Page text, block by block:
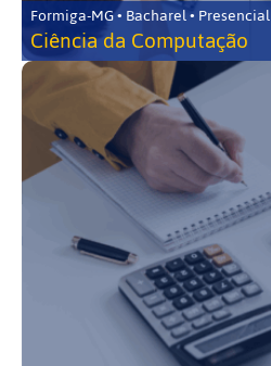
Formiga-MG • Bacharel • Presencial
Ciência da Computação